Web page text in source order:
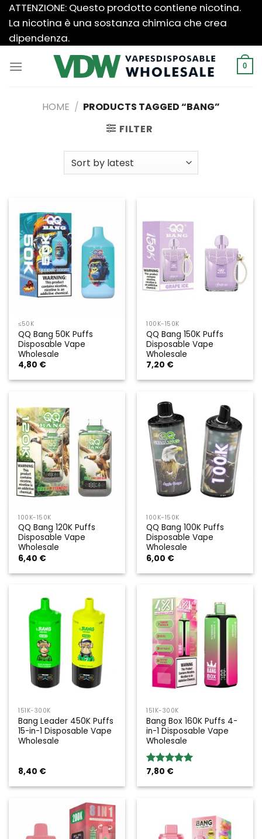
Salta
contenuti
ATTENZIONE: Questo prodotto contiene nicotina.
La nicotina è una sostanza chimica che crea
dipendenza.
0
HOME / PRODUCTS TAGGED “BANG”
FILTER
≤50K
QQ Bang 50K Puffs
Disposable Vape
Wholesale
4,80 €
100K-150K
QQ Bang 150K Puffs
Disposable Vape
Wholesale
7,20 €
100K-150K
QQ Bang 120K Puffs
Disposable Vape
Wholesale
6,40 €
100K-150K
QQ Bang 100K Puffs
Disposable Vape
Wholesale
6,00 €
151K-300K
Bang Leader 450K Puffs
15-in-1 Disposable Vape
Wholesale
8,40 €
151K-300K
Bang Box 160K Puffs 4-
in-1 Disposable Vape
Wholesale
Rated5.00
7,80 €